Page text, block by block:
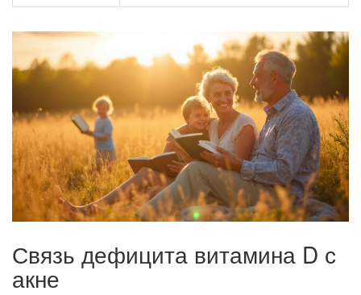
Связь дефицита витамина D с
акне